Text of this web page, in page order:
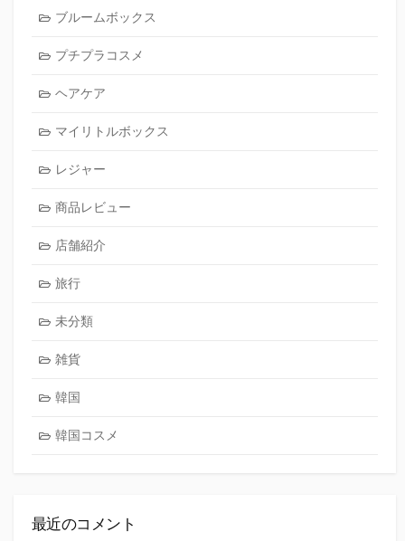
ブルームボックス
プチプラコスメ
ヘアケア
マイリトルボックス
レジャー
商品レビュー
店舗紹介
旅行
未分類
雑貨
韓国
韓国コスメ
最近のコメント